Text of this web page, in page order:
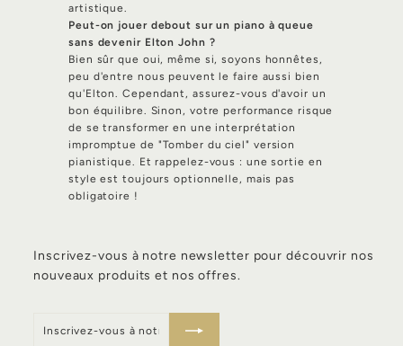
artistique.
Peut-on jouer debout sur un piano à queue
sans devenir Elton John ?
Bien sûr que oui, même si, soyons honnêtes,
peu d'entre nous peuvent le faire aussi bien
qu'Elton. Cependant, assurez-vous d'avoir un
bon équilibre. Sinon, votre performance risque
de se transformer en une interprétation
impromptue de "Tomber du ciel" version
pianistique. Et rappelez-vous : une sortie en
style est toujours optionnelle, mais pas
obligatoire !
Inscrivez-vous à notre newsletter pour découvrir nos
nouveaux produits et nos offres.
vous